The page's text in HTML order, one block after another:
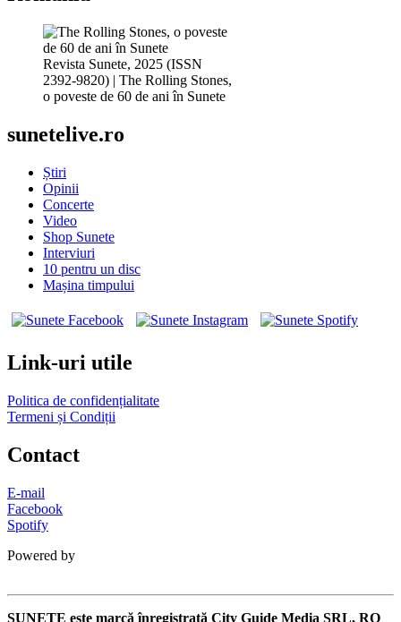
Revista Sunete, 2025 (ISSN
2392-9820) | The Rolling Stones,
o poveste de 60 de ani în Sunete
sunetelive.ro
Știri
Opinii
Concerte
Video
Shop Sunete
Interviuri
10 pentru un disc
Mașina timpului
Link-uri utile
Politica de confidențialitate
Termeni și Condiții
Contact
E-mail
Facebook
Spotify
Powered by
SUNETE este marcă înregistrată City Guide Media SRL, RO